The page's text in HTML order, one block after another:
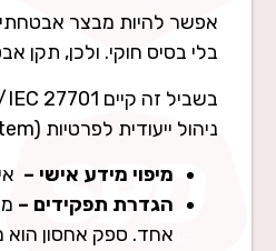
אפשר להיות מבצר אבטחתי
בלי בסיס חוקי. ולכן,
בשביל זה קיים ISO/IEC 27701: הרחבה של תקן אבטחת המידע ISO 27001 (
ניהול ייעודית לפרטיות PIMS (Privacy Information Management System). התקן מגדיר, בין השאר:
מיפוי מידע אישי –
הגדרת תפקידים –
אחד. ספק אחסון הוא